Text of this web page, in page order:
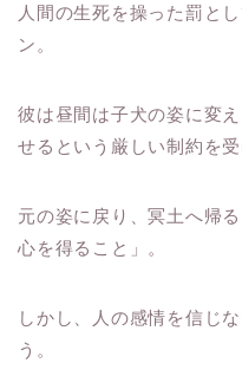
人間の生死を操った罰と
ン。
彼は昼間は子犬の姿に変
せるという厳しい制約を受
元の姿に戻り、冥土へ帰
心を得ること」。
しかし、人の感情を信じ
う。